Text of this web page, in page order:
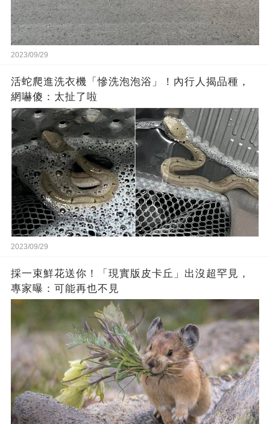
2023/09/29
活蛇爬進洗衣機「慘洗泡泡浴」！內行人揭品種，
網嚇傻：太扯了啦
2023/09/29
採一束鮮花送你！「現實版皮卡丘」出沒超罕見，
專家曝：可能再也不見